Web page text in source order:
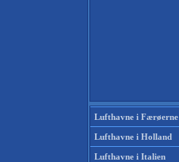
Lufthavne i Færøerne
Lufthavne i Holland
Lufthavne i Italien